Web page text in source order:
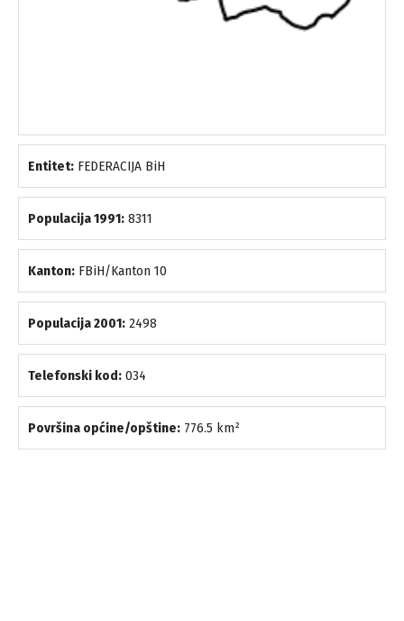
Entitet: FEDERACIJA BiH
Populacija 1991: 8311
Kanton: FBiH/Kanton 10
Populacija 2001: 2498
Telefonski kod: 034
Površina općine/opštine: 776.5 km²